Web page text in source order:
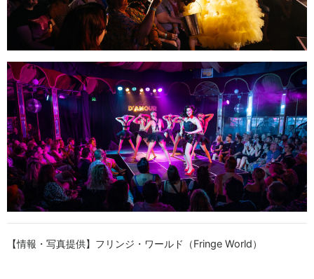
【情報・写真提供】フリンジ・ワールド（Fringe World）